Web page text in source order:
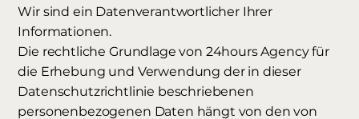
Wir sind ein Datenverantwortlicher Ihrer
Informationen.
Die rechtliche Grundlage von 24hours Agency für
die Erhebung und Verwendung der in dieser
Datenschutzrichtlinie beschriebenen
personenbezogenen Daten hängt von den von